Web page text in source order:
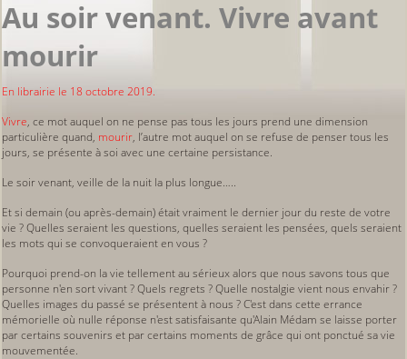
Au soir venant. Vivre avant
mourir
En librairie le 18 octobre 2019.
Vivre, ce mot auquel on ne pense pas tous les jours prend une dimension
particulière quand, mourir, l’autre mot auquel on se refuse de penser tous les
jours, se présente à soi avec une certaine persistance.
Le soir venant, veille de la nuit la plus longue…..
Et si demain (ou après-demain) était vraiment le dernier jour du reste de votre
vie ? Quelles seraient les questions, quelles seraient les pensées, quels seraient
les mots qui se convoqueraient en vous ?
Pourquoi prend-on la vie tellement au sérieux alors que nous savons tous que
personne n'en sort vivant ? Quels regrets ? Quelle nostalgie vient nous envahir ?
Quelles images du passé se présentent à nous ? C'est dans cette errance
mémorielle où nulle réponse n'est satisfaisante qu'Alain Médam se laisse porter
par certains souvenirs et par certains moments de grâce qui ont ponctué sa vie
mouvementée.